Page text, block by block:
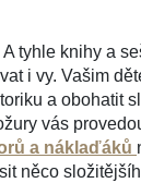
tyhle knihy a
i vy. Vašim
a obohatit
vás
a náklaďáků
něco